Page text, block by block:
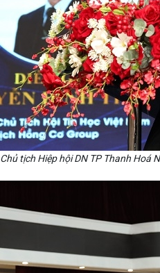
Chủ tịch Hiệp hội DN TP Thanh Hoá